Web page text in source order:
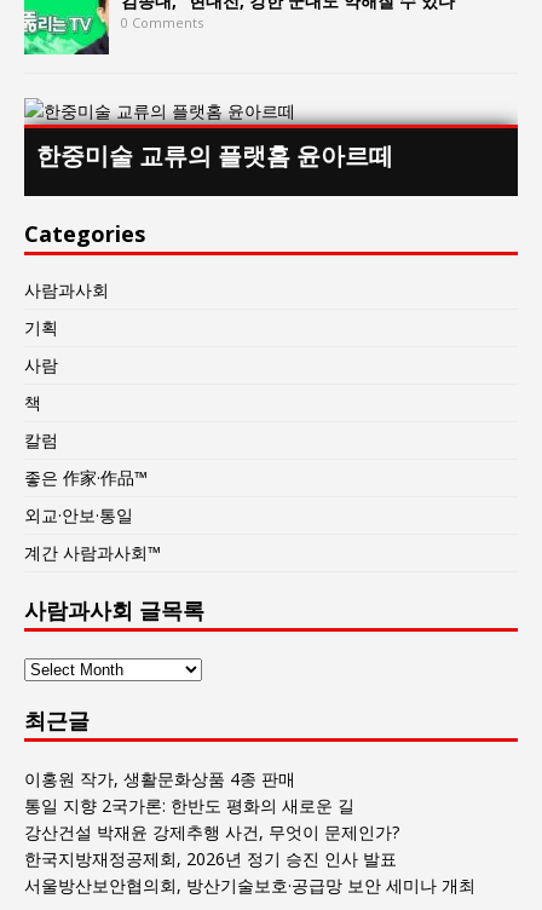
0 Comments
한중미술 교류의 플랫홈 윤아르떼
Categories
사람과사회
기획
사람
책
칼럼
좋은 作家·作品™
외교·안보·통일
계간 사람과사회™
사람과사회 글목록
사
과
사
회
글
목
록
최근글
이홍원 작가, 생활문화상품 4종 판매
통일 지향 2국가론: 한반도 평화의 새로운 길
강산건설 박재윤 강제추행 사건, 무엇이 문제인가?
한국지방재정공제회, 2026년 정기 승진 인사 발표
서울방산보안협의회, 방산기술보호·공급망 보안 세미나 개최